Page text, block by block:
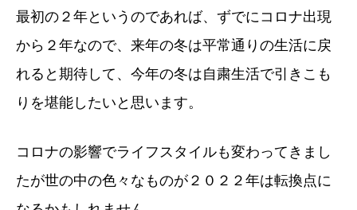
最初の２年というのであれば、ずでにコロナ出現
から２年なので、来年の冬は平常通りの生活に戻
れると期待して、今年の冬は自粛生活で引きこも
りを堪能したいと思います。
コロナの影響でライフスタイルも変わってきまし
たが世の中の色々なものが２０２２年は転換点に